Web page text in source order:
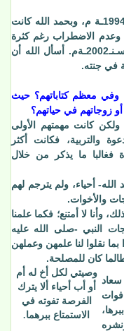
ثم كانت فترة التضييق على الدعوة منذ سـنـ1994ـة م، وبحمد الله كانت
وعدم الاضطراب رغم كثرة
المشاكل، وكذلك كانت خلال فترة الاعتقال سـنـ2002ـةم. أسأل الله أن
في جنته.
وفي معظم كتاباتهم؟ حيث
زوجاتهم في حياتهم؟
ولكن كانت مهمتهم الأولى
والتربية، فكانت أكثر
فغالبا ما يذكر من خلال
أحياء، ولم يترجم لهم
والأخوات.
لا أمتنع؛ فكما علمنا
النبي -صلى الله عليه
نقلوا لنا علمهن وعملهن
كان للمصلحة.
وصيتي لكل أخ له أم
أو أب أحياء ألا يترك
الفرصة تفوته في
الاستمتاع ببرهما.
فوات